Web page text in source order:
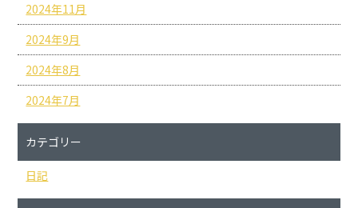
2024年11月
2024年9月
2024年8月
2024年7月
カテゴリー
日記